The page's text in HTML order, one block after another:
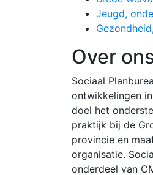
Jeugd,
Over
Sociaal
ontwikkelingen
doel het
praktijk bij de
provincie en
organisatie.
onderdeel van